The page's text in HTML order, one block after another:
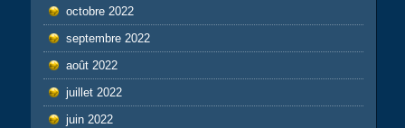
octobre 2022
septembre 2022
août 2022
juillet 2022
juin 2022